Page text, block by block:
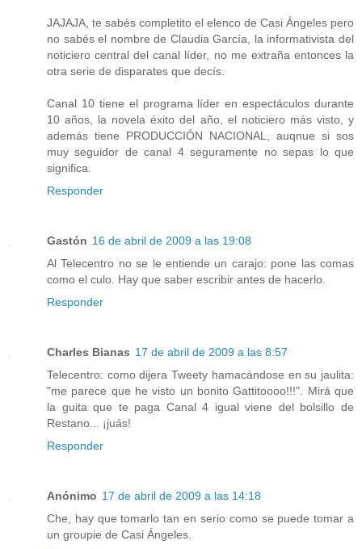
JAJAJA, te sabés completito el elenco de Casi Ángeles pero
no sabés el nombre de Claudia García, la informativista del
noticiero central del canal líder, no me extraña entonces la
otra serie de disparates que decís.
Canal 10 tiene el programa líder en espectáculos durante
10 años, la novela éxito del año, el noticiero más visto, y
además tiene PRODUCCIÓN NACIONAL, auqnue si sos
muy seguidor de canal 4 seguramente no sepas lo que
significa.
Responder
Gastón 16 de abril de 2009 a las 19:08
Al Telecentro no se le entiende un carajo: pone las comas
como el culo. Hay que saber escribir antes de hacerlo.
Responder
Charles Bianas 17 de abril de 2009 a las 8:57
Telecentro: como dijera Tweety hamacándose en su jaulita:
"me parece que he visto un bonito Gattitoooo!!!". Mirá que
la guita que te paga Canal 4 igual viene del bolsillo de
Restano... ¡juás!
Responder
Anónimo 17 de abril de 2009 a las 14:18
Che, hay que tomarlo tan en serio como se puede tomar a
un groupie de Casi Ángeles.